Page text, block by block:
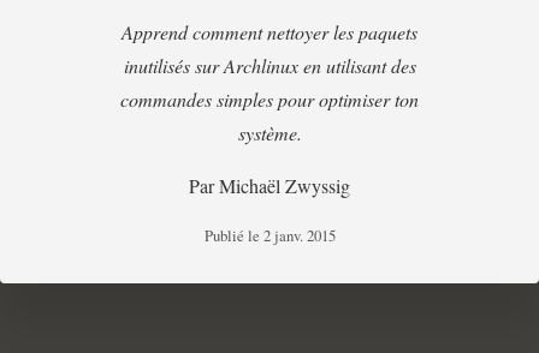
Apprend comment nettoyer les paquets
inutilisés sur Archlinux en utilisant des
commandes simples pour optimiser ton
système.
ParMichaël Zwyssig
Publié le 2 janv. 2015